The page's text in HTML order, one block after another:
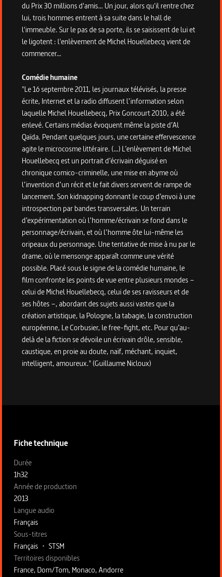
du Prix 30 millions d'amis… Un jour, alors qu'il rentre chez
lui, trois hommes entrent à sa suite dans le hall de
l'immeuble. Sur le pas de sa porte, ils se saisissent de lui et
le ligotent : l'enlèvement de Michel Houellebecq vient de
commencer…
Comédie humaine
"Le 16 septembre 2011, les journaux télévisés, la presse
écrite, Internet et la radio diffusent l’information selon
laquelle Michel Houellebecq, Prix Goncourt 2010, a été
enlevé. Certains médias évoquent même la piste d’Al
Qaïda. Pendant quelques jours, une certaine effervescence
agite le microcosme littéraire. (…) L’enlèvement de Michel
Houellebecq est un portrait d’écrivain déguisé en
chronique comico-criminelle, une mise en abyme où
l’invention d’un récit et le fait divers servent de rampe de
lancement. Son kidnapping donnant le coup d’envoi à une
introspection par bandes transversales. Un terrain
d’expérimentation où l’homme/écrivain se fond dans le
personnage/écrivain, et où l’homme ôte lui-même les
oripeaux du personnage. Une tentative de mise à nu par le
drame, où le mensonge apparaît comme une vérité
possible. Placé sous le signe de la comédie humaine, le
film confronte les points de vue entre plusieurs mondes –
celui de Michel Houellebecq, celui de ses ravisseurs et de
ses hôtes –, abordant des sujets aussi vastes que la
création artistique, la Pologne, la tabagie, la construction
européenne, Le Corbusier, le free-fight, etc. Pour qu’au-
delà de la fiction se dévoile un écrivain drôle, sensible,
caustique, en proie au doute, naïf, méchant, inquiet,
intelligent, amoureux." (Guillaume Nicloux)
Fiche technique
Fiche technique section gauche
Durée
1h32
Année de production
2013
Langue audio
Français
Sous-titres
Français • STSM
Territoires disponibles
France, Dom/Tom, Monaco, Andorre